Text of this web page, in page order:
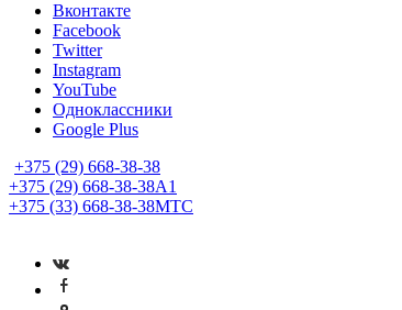
Вконтакте
Facebook
Twitter
Instagram
YouTube
Одноклассники
Google Plus
+375 (29) 668-38-38
+375 (29) 668-38-38A1
+375 (33) 668-38-38МТС